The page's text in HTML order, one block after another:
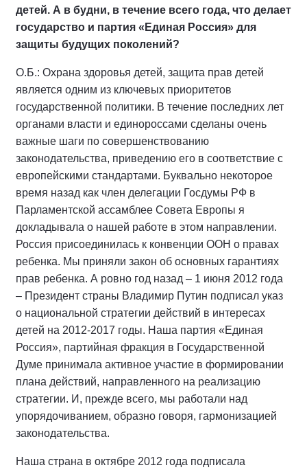
детей. А в будни, в течение всего года, что делает
государство и партия «Единая Россия» для
защиты будущих поколений?
О.Б.: Охрана здоровья детей, защита прав детей
является одним из ключевых приоритетов
государственной политики. В течение последних лет
органами власти и единороссами сделаны очень
важные шаги по совершенствованию
законодательства, приведению его в соответствие с
европейскими стандартами. Буквально некоторое
время назад как член делегации Госдумы РФ в
Парламентской ассамблее Совета Европы я
докладывала о нашей работе в этом направлении.
Россия присоединилась к конвенции ООН о правах
ребенка. Мы приняли закон об основных гарантиях
прав ребенка. А ровно год назад – 1 июня 2012 года
– Президент страны Владимир Путин подписал указ
о национальной стратегии действий в интересах
детей на 2012-2017 годы. Наша партия «Единая
Россия», партийная фракция в Государственной
Думе принимала активное участие в формировании
плана действий, направленного на реализацию
стратегии. И, прежде всего, мы работали над
упорядочиванием, образно говоря, гармонизацией
законодательства.
Наша страна в октябре 2012 года подписала